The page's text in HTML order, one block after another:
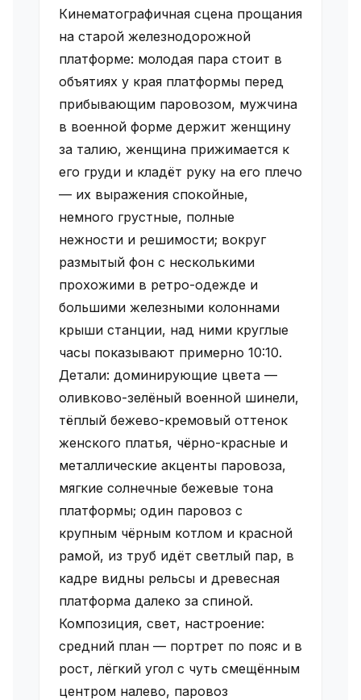
Кинематографичная сцена прощания
на старой железнодорожной
платформе: молодая пара стоит в
объятиях у края платформы перед
прибывающим паровозом, мужчина
в военной форме держит женщину
за талию, женщина прижимается к
его груди и кладёт руку на его плечо
— их выражения спокойные,
немного грустные, полные
нежности и решимости; вокруг
размытый фон с несколькими
прохожими в ретро-одежде и
большими железными колоннами
крыши станции, над ними круглые
часы показывают примерно 10:10.
Детали: доминирующие цвета —
оливково-зелёный военной шинели,
тёплый бежево-кремовый оттенок
женского платья, чёрно-красные и
металлические акценты паровоза,
мягкие солнечные бежевые тона
платформы; один паровоз с
крупным чёрным котлом и красной
рамой, из труб идёт светлый пар, в
кадре видны рельсы и древесная
платформа далеко за спиной.
Композиция, свет, настроение:
средний план — портрет по пояс и в
рост, лёгкий угол с чуть смещённым
центром налево, паровоз